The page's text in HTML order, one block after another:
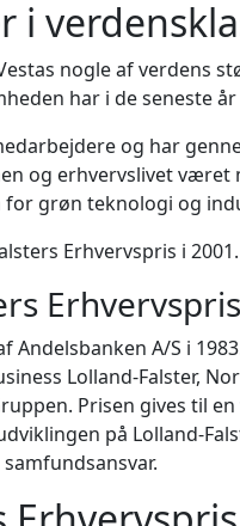
i
nogle af verdens
har i de seneste
og har
og erhvervslivet været
for grøn teknologi og
Erhvervspris i 2001.
Erhvervspris
Andelsbanken A/S i
Lolland-Falster,
Prisen gives til
på Lolland-